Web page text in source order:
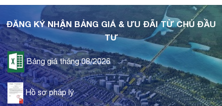
ĐĂNG KÝ NHẬN BẢNG GIÁ & ƯU ĐÃI TỪ CHỦ ĐẦU
TƯ
Bảng giá tháng 08/2026
Hồ sơ pháp lý